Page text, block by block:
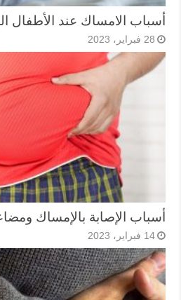
أسباب الامساك عند الأطفال
28 فبراير، 2023
أسباب الإصابة بالإمساك
14 فبراير، 2023